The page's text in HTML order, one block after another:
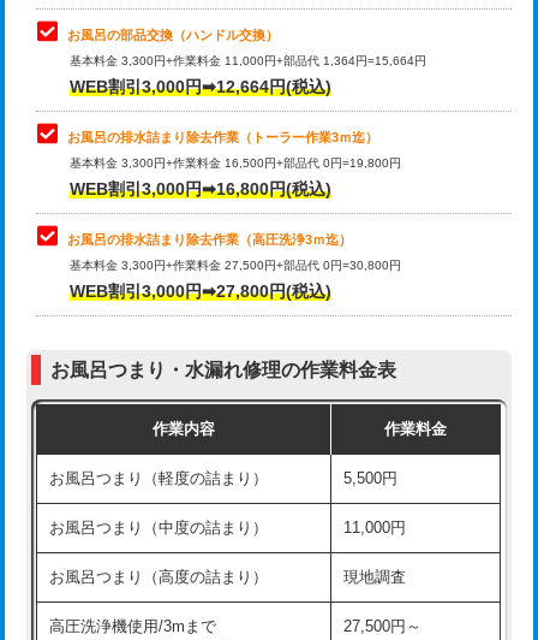
トイレタンク脱着
トイレ便器脱着
タンクレストイレ脱着 33,000円
小便器トイレ脱着
その他部品の脱着 8,800円～
交換・取付（タンク）
交換・取付（普通便座） 11,000円+材料費
交換・取付（温水洗浄便座） 16,500円+材料費
交換・取付(単水栓（壁付・デッキ
式）)
13,200円+材料費
交換・取付(混合水栓（壁付・デッキ
式・ワンホール）)
16,500円+材料費
交換・取付(排水栓・排水トラップ
22,000円+材料費
お風呂の部品交換（ハンドル交換）
基本料金 3,300円+作業料金 11,000円+部品代 1,364円=15,664円
WEB割引3,000円➡12,664円(税込)
お風呂の排水詰まり除去作業（トーラー作業3ｍ迄）
基本料金 3,300円+作業料金 16,500円+部品代 0円=19,800円
WEB割引3,000円➡16,800円(税込)
お風呂の排水詰まり除去作業（高圧洗浄3ｍ迄）
基本料金 3,300円+作業料金 27,500円+部品代 0円=30,800円
WEB割引3,000円➡27,800円(税込)
お風呂つまり・水漏れ修理の作業料金表
作業内容 作業料金
お風呂つまり（軽度の詰まり） 5,500円
お風呂つまり（中度の詰まり） 11,000円
お風呂つまり（高度の詰まり） 現地調査
高圧洗浄機使用/3mまで
27,500円～